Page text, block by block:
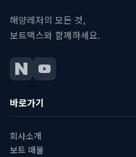
해양레저의 모든 것,
보트맥스와 함께하세요.
바로가기
회사소개
보트 매물